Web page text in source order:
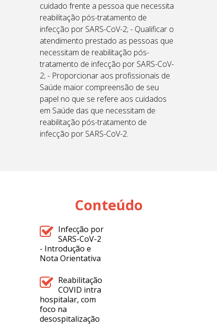
cuidado frente a pessoa que necessita
reabilitação pós-tratamento de
infecção por SARS-CoV-2; - Qualificar o
atendimento prestado as pessoas que
necessitam de reabilitação pós-
tratamento de infecção por SARS-CoV-
2; - Proporcionar aos profissionais de
Saúde maior compreensão de seu
papel no que se refere aos cuidados
em Saúde das que necessitam de
reabilitação pós-tratamento de
infecção por SARS-CoV-2.
Conteúdo
Infecção por
SARS-CoV-2
- Introdução e
Nota Orientativa
Reabilitação
COVID intra
hospitalar, com
foco na
desospitalização